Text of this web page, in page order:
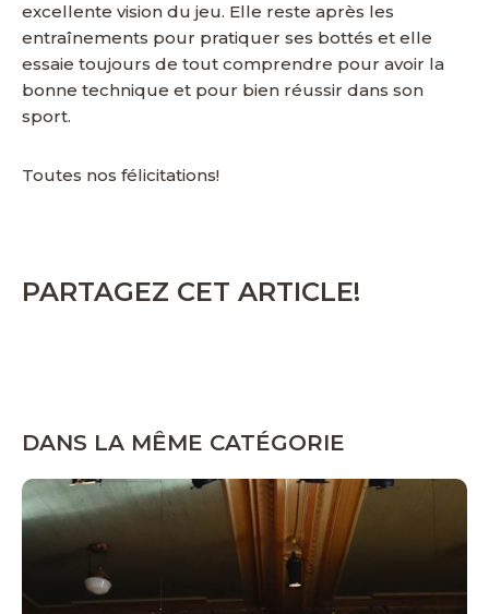
excellente vision du jeu. Elle reste après les
entraînements pour pratiquer ses bottés et elle
essaie toujours de tout comprendre pour avoir la
bonne technique et pour bien réussir dans son
sport.
Toutes nos félicitations!
PARTAGEZ CET ARTICLE!
DANS LA MÊME CATÉGORIE